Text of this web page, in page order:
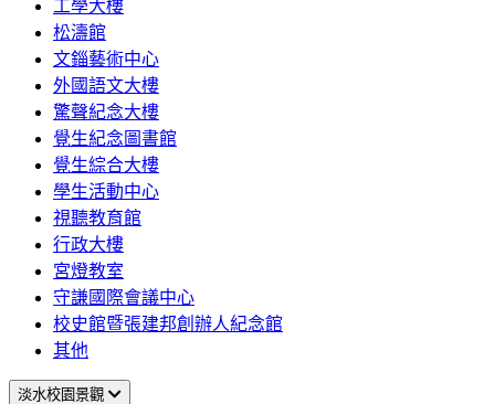
工學大樓
松濤館
文錙藝術中心
外國語文大樓
驚聲紀念大樓
覺生紀念圖書館
覺生綜合大樓
學生活動中心
視聽教育館
行政大樓
宮燈教室
守謙國際會議中心
校史館暨張建邦創辦人紀念館
其他
淡水校園景觀